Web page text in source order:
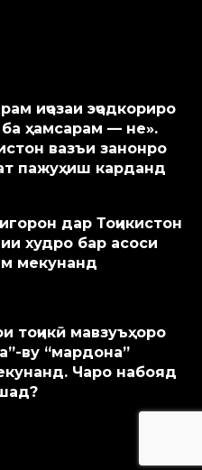
иҷозаи эҷодкориро
ҳамсарам — не».
вазъи занонро
пажуҳиш карданд
дар Тоҷикистон
худро бар асоси
мекунанд
тоҷикӣ мавзуъҳоро
ву “мардона”
Чаро набояд